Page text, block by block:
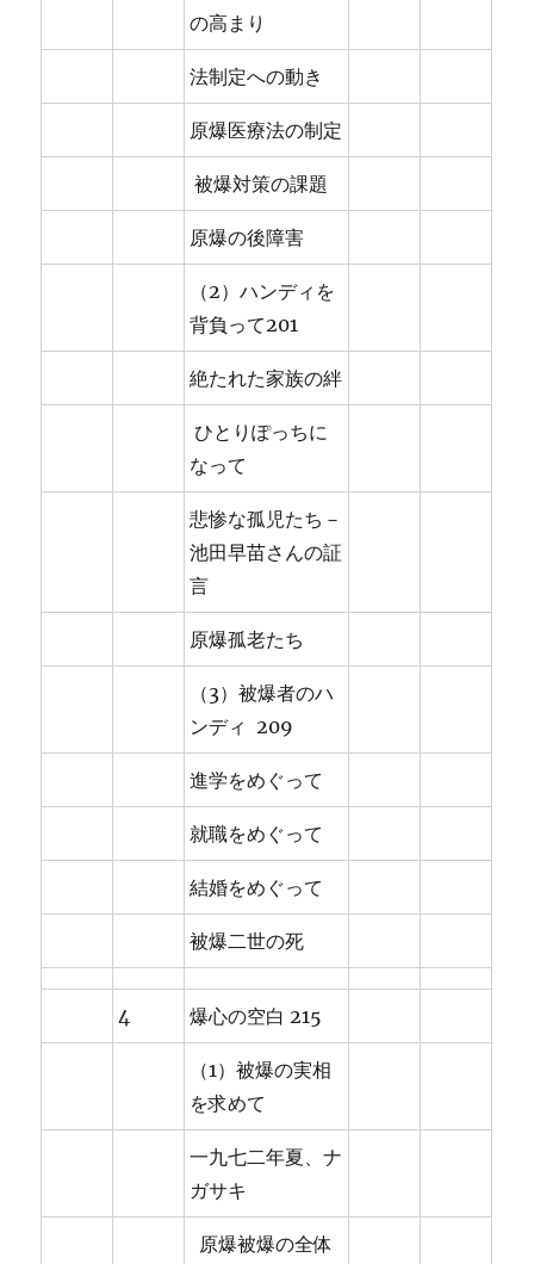
の高まり
法制定への動き
原爆医療法の制定
被爆対策の課題
原爆の後障害
（2）ハンディを
背負って201
絶たれた家族の絆
ひとりぽっちに
なって
悲惨な孤児たち－
池田早苗さんの証
言
原爆孤老たち
（3）被爆者のハ
ンディ 209
進学をめぐって
就職をめぐって
結婚をめぐって
被爆二世の死
4 爆心の空白 215
（1）被爆の実相
を求めて
一九七二年夏、ナ
ガサキ
原爆被爆の全体